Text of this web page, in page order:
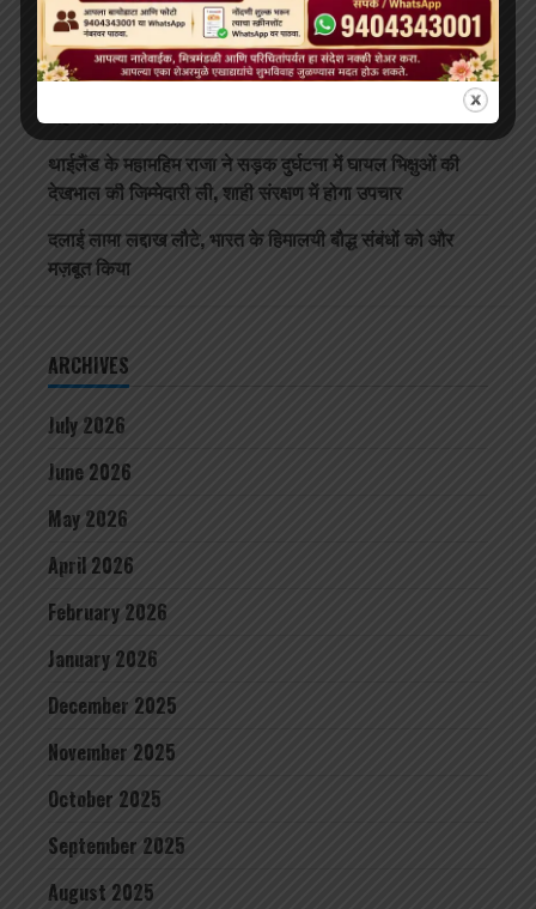
भव्य बौद्ध धम्म जुलूस बोमडिला में प्रवेश करता है
‘विकसित भारत 2047’ के लिए बौद्ध मूल्य और आधुनिक विज्ञान
अहम: हिमाचल के राज्यपाल
थाईलैंड के महामहिम राजा ने सड़क दुर्घटना में घायल भिक्षुओं की
देखभाल की जिम्मेदारी ली, शाही संरक्षण में होगा उपचार
दलाई लामा लद्दाख लौटे, भारत के हिमालयी बौद्ध संबंधों को और
मज़बूत किया
ARCHIVES
July 2026
June 2026
May 2026
April 2026
February 2026
January 2026
December 2025
November 2025
October 2025
September 2025
August 2025